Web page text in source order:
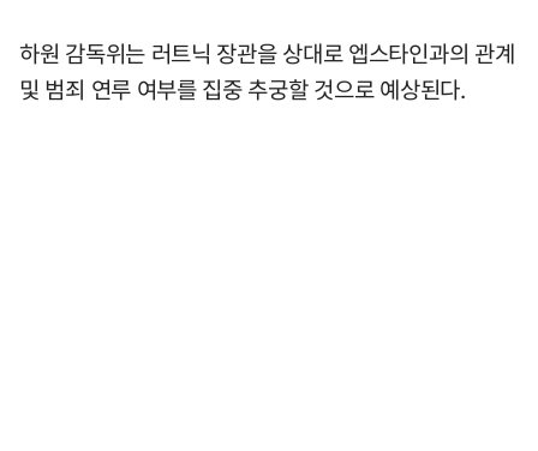
하원 감독위는 러트닉 장관을 상대로 엡스타인과의 관계
및 범죄 연루 여부를 집중 추궁할 것으로 예상된다.